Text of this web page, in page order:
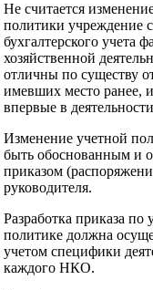
Не считается
политики учреждение
бухгалтерского учета
хозяйственной
отличны по существу
имевших место ранее,
впервые в
Изменение учетной
быть обоснованным и
приказом
руководителя.
Разработка приказа по
политике должна
учетом специфики
каждого НКО.